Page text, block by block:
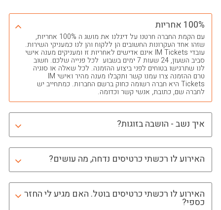
100% אחריות
עם הקמת החברה חרטנו על דיגלנו את מושג ה 100% אחריות,
שזהו אחד העקרונות החשובים הן ללקוח והן לנו כמעניקי השירות.
עובדי IM Tickets אינם אדישים לאחריות זו ומעניקים מענה אישי
סביב השעון, 24 שעות 7 ימים בשבוע לכל פנייה שלכם. חשוב
לנו שתרגישו בטוחים לפני ביצוע ההזמנה. לכל שאלה או סוגיה
טרם ההזמנה צרו עמנו קשר ותקבלו מענה מהיר ואישי IM
Tickets היא חברה רשומה כחוק ברשם החברות. כמתחייב יש
לחברה שם, כתובת, אנשי קשר וכדומה.
איך נשב - הושבה בזוגות?
האירוע לו רכשתי כרטיסים נדחה, מה עושים?
האירוע לו רכשתי כרטיסים בוטל. האם מגיע לי החזר
כספי?